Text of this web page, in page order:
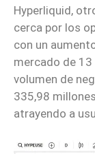
Hyperliquid,
cerca por los
con un
mercado de
volumen de
335,98
atrayendo a